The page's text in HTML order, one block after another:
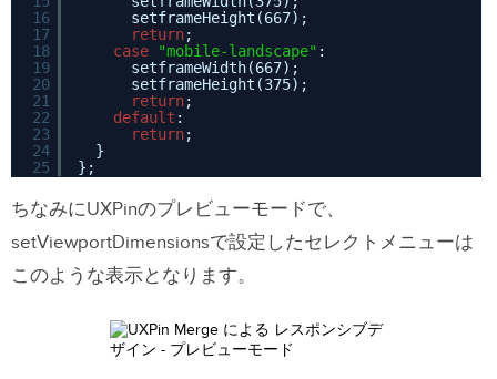
16
setframeHeight(667);
17
return;
18
case "mobile-landscape" :
19
setframeWidth(667);
20
setframeHeight(375);
21
return;
22
default :
23
return;
24
}
25
};
ちなみにUXPinのプレビューモードで、
setViewportDimensionsで設定したセレクトメニューは
このような表示となります。